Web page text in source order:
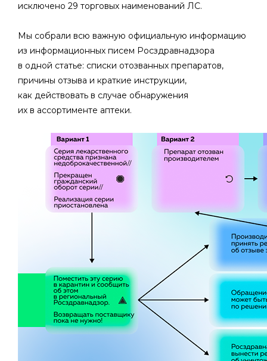
исключено 29 торговых наименований ЛС.
Мы собрали всю важную официальную информацию
из информационных писем Росздравнадзора
в одной статье: списки отозванных препаратов,
причины отзыва и краткие инструкции,
как действовать в случае обнаружения
их в ассортименте аптеки.